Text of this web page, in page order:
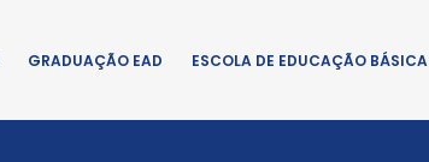
GRADUAÇÃO EAD ESCOLA DE EDUCAÇÃO BÁSICA